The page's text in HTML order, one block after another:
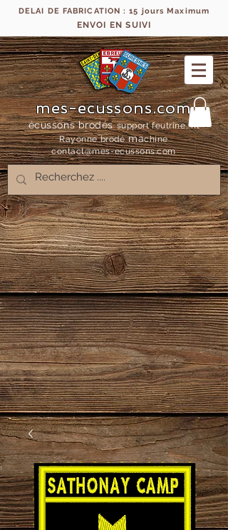
DELAI DE FABRICATION : 15 jours Maximum
ENVOI EN SUIVI
mes-ecussons.com
écussons brodés support feutrine, fil
Rayonne brodémachine
contact@mes-ecussons.com